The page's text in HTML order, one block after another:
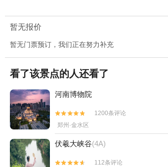
暂无报价
暂无门票预订，我们正在努力补充
看了该景点的人还看了
河南博物院


1200条评论
郑州·金水区
伏羲大峡谷(4A)


112条评论